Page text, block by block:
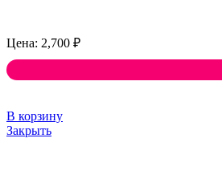
2,700 ₽
В корзину
Закрыть